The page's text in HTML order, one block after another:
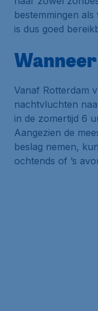
bestemmingen
is dus goed
Vanaf Rotterdam
nachtvluchten
in de zomertijd 6
Aangezien de
beslag nemen,
ochtends of ’s